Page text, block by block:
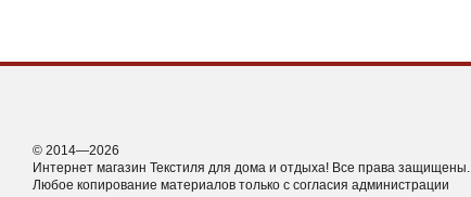
© 2014—2026
Интернет магазин Текстиля для дома и отдыха! Все права защищены.
Любое копирование материалов только с согласия администрации